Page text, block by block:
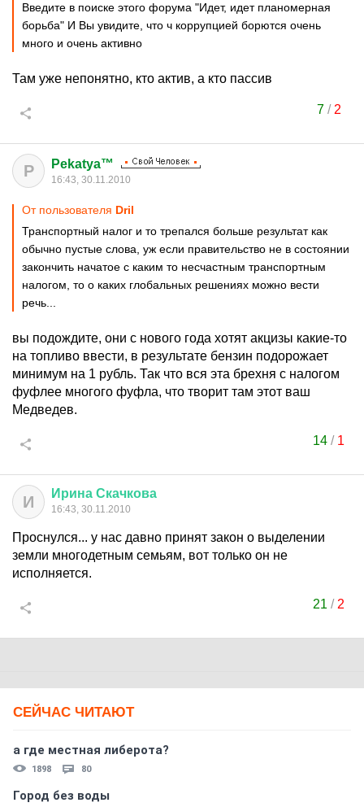
Введите в поиске этого форума "Идет, идет планомерная
борьба" И Вы увидите, что ч коррупцией борются очень
много и очень активно
Там уже непонятно, кто актив, а кто пассив
7/ 2
P Pekatya™
16:43, 30.11.2010
От пользователя Dril
Транспортный налог и то трепался больше результат как
обычно пустые слова, уж если правительство не в состоянии
закончить начатое с каким то несчастным транспортным
налогом, то о каких глобальных решениях можно вести
речь...
вы подождите, они с нового года хотят акцизы какие-то
на топливо ввести, в результате бензин подорожает
минимум на 1 рубль. Так что вся эта брехня с налогом
фуфлее многого фуфла, что творит там этот ваш
Медведев.
14 / 1
И Ирина Скачкова
16:43, 30.11.2010
Проснулся... у нас давно принят закон о выделении
земли многодетным семьям, вот только он не
исполняется.
21 / 2
СЕЙЧАС ЧИТАЮТ
а где местная либерота?
1898 80
Город без воды